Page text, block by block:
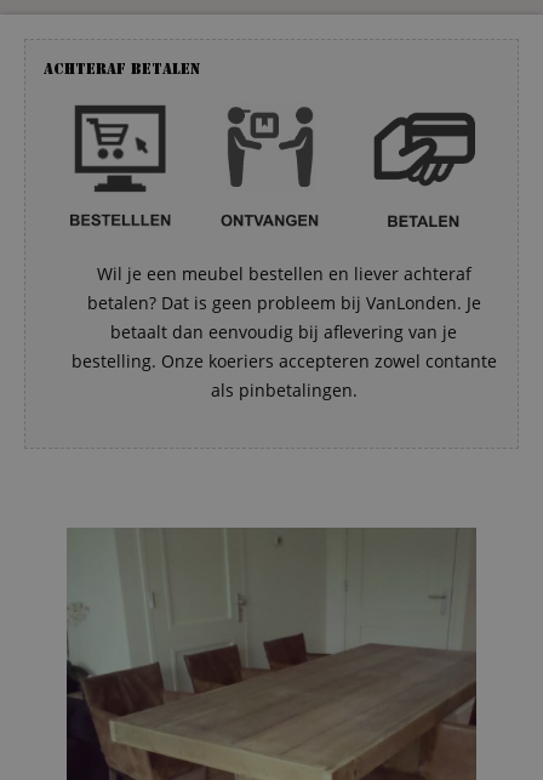
Achteraf betalen
Wil je een meubel bestellen en liever achteraf
betalen? Dat is geen probleem bij VanLonden. Je
betaalt dan eenvoudig bij aflevering van je
bestelling. Onze koeriers accepteren zowel contante
als pinbetalingen.